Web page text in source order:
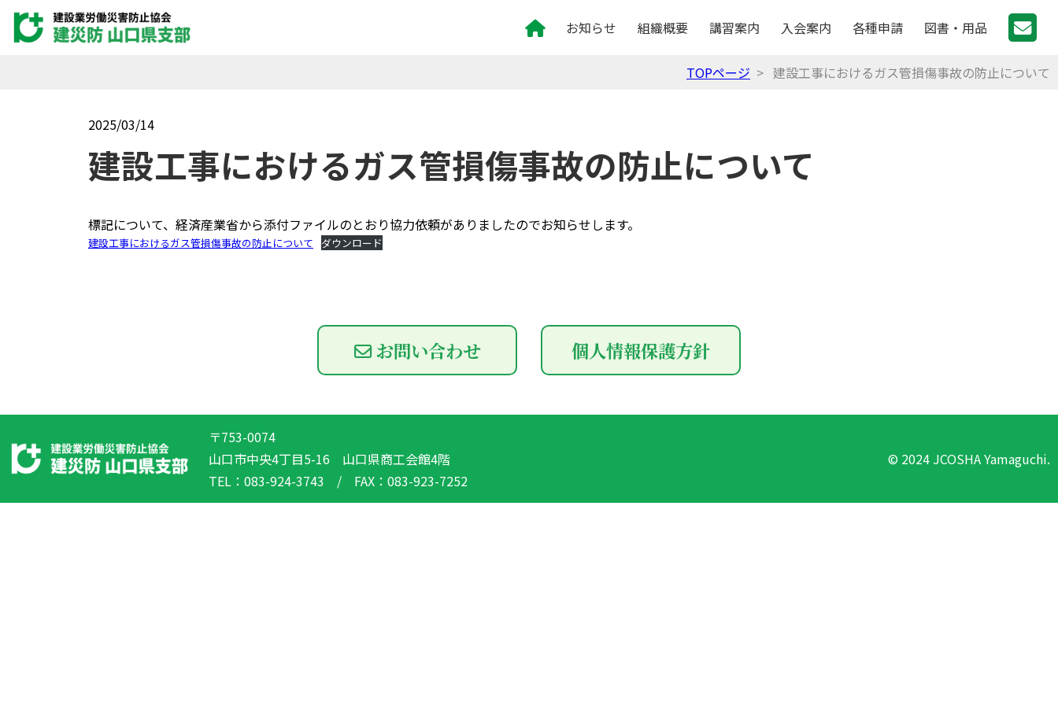
お知らせ 組織概要 講習案内 入会案内 各種申請 図書・用品
TOPページ > 建設工事におけるガス管損傷事故の防止について
2025/03/14
建設工事におけるガス管損傷事故の防止について
標記について、経済産業省から添付ファイルのとおり協力依頼がありましたのでお知らせします。
建設工事におけるガス管損傷事故の防止について ダウンロード
お問い合わせ 個人情報保護方針
〒753-0074
山口市中央4丁目5-16 山口県商工会館4階
TEL：083-924-3743 / FAX：083-923-7252
© 2024 JCOSHA Yamaguchi.